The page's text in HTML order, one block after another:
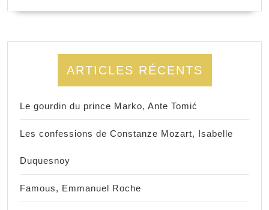
ARTICLES RÉCENTS
Le gourdin du prince Marko, Ante Tomić
Les confessions de Constanze Mozart, Isabelle
Duquesnoy
Famous, Emmanuel Roche